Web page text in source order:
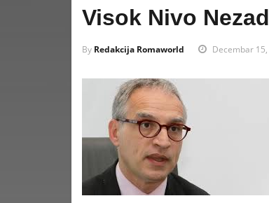
Visok Nivo
By Redakcija Romaworld Decembar